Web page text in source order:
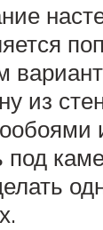
из
под